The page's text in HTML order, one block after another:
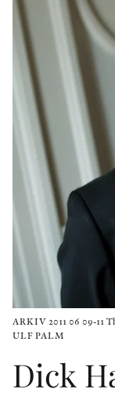
ARKIV 2011 06 09-11
ULF PALM
Dick